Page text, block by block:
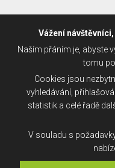
Vážení
Naším přáním je, abyste
tomu
Cookies jsou
vyhledávání,
statistik a celé řadě
V souladu s